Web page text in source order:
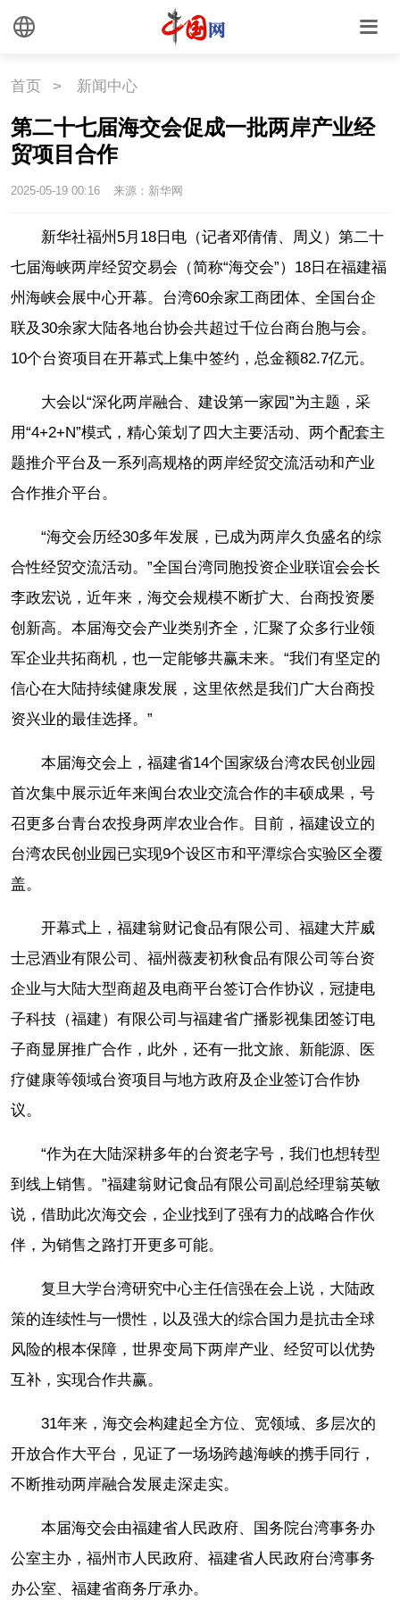
首页 > 新闻中心
第二十七届海交会促成一批两岸产业经
贸项目合作
2025-05-19 00:16 来源：新华网
新华社福州5月18日电（记者邓倩倩、周义）第二十
七届海峡两岸经贸交易会（简称“海交会”）18日在福建福
州海峡会展中心开幕。台湾60余家工商团体、全国台企
联及30余家大陆各地台协会共超过千位台商台胞与会。
10个台资项目在开幕式上集中签约，总金额82.7亿元。
大会以“深化两岸融合、建设第一家园”为主题，采
用“4+2+N”模式，精心策划了四大主要活动、两个配套主
题推介平台及一系列高规格的两岸经贸交流活动和产业
合作推介平台。
“海交会历经30多年发展，已成为两岸久负盛名的综
合性经贸交流活动。”全国台湾同胞投资企业联谊会会长
李政宏说，近年来，海交会规模不断扩大、台商投资屡
创新高。本届海交会产业类别齐全，汇聚了众多行业领
军企业共拓商机，也一定能够共赢未来。“我们有坚定的
信心在大陆持续健康发展，这里依然是我们广大台商投
资兴业的最佳选择。”
本届海交会上，福建省14个国家级台湾农民创业园
首次集中展示近年来闽台农业交流合作的丰硕成果，号
召更多台青台农投身两岸农业合作。目前，福建设立的
台湾农民创业园已实现9个设区市和平潭综合实验区全覆
盖。
开幕式上，福建翁财记食品有限公司、福建大芹威
士忌酒业有限公司、福州薇麦初秋食品有限公司等台资
企业与大陆大型商超及电商平台签订合作协议，冠捷电
子科技（福建）有限公司与福建省广播影视集团签订电
子商显屏推广合作，此外，还有一批文旅、新能源、医
疗健康等领域台资项目与地方政府及企业签订合作协
议。
“作为在大陆深耕多年的台资老字号，我们也想转型
到线上销售。”福建翁财记食品有限公司副总经理翁英敏
说，借助此次海交会，企业找到了强有力的战略合作伙
伴，为销售之路打开更多可能。
复旦大学台湾研究中心主任信强在会上说，大陆政
策的连续性与一惯性，以及强大的综合国力是抗击全球
风险的根本保障，世界变局下两岸产业、经贸可以优势
互补，实现合作共赢。
31年来，海交会构建起全方位、宽领域、多层次的
开放合作大平台，见证了一场场跨越海峡的携手同行，
不断推动两岸融合发展走深走实。
本届海交会由福建省人民政府、国务院台湾事务办
公室主办，福州市人民政府、福建省人民政府台湾事务
办公室、福建省商务厅承办。